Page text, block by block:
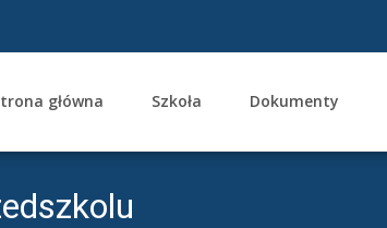
główna Szkoła Dokumenty